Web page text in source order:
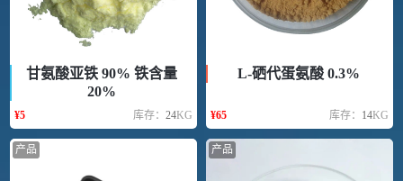
甘氨酸亚铁 90% 铁含量
20%
¥5 库存： 24KG
L-硒代蛋氨酸 0.3%
¥65 库存： 14KG
产品 产品